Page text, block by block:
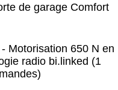
de garage Comfort
Motorisation 650 N en
radio bi.linked (1